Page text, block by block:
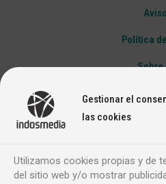
Gestionar el
las cookies
Utilizamos cookies propias y de
del sitio web y/o mostrar
Política
Sobre